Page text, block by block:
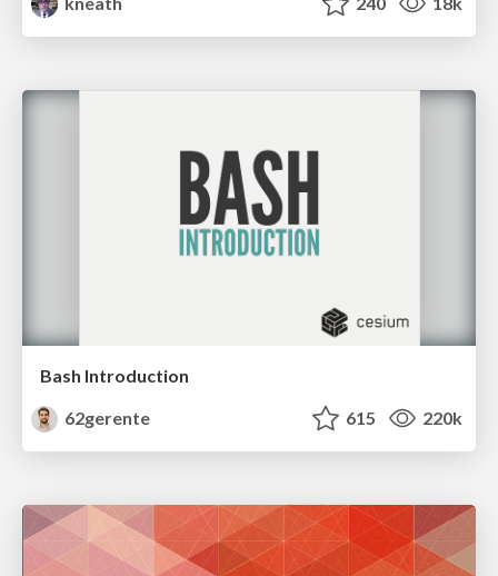
Bash Introduction
62gerente
615 220k